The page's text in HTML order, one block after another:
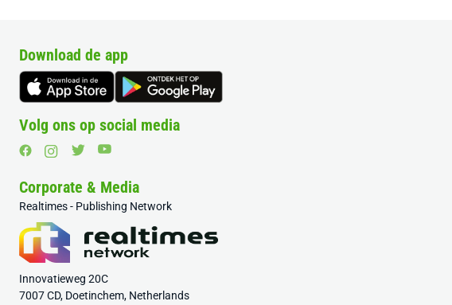
Download de app
Volg ons op social media
Corporate & Media
Realtimes - Publishing Network
Innovatieweg 20C
7007 CD, Doetinchem, Netherlands